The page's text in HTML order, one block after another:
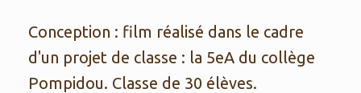
Conception : film réalisé dans le cadre
d'un projet de classe : la 5eA du collège
Pompidou. Classe de 30 élèves.